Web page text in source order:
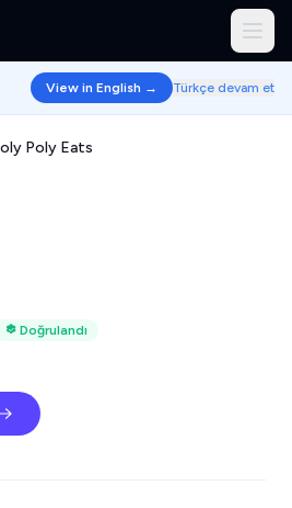
View in English → Türkçe devam et
Poly Eats
Doğrulandı